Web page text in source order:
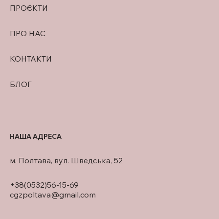
ПРОЄКТИ
ПРО НАС
КОНТАКТИ
БЛОГ
+38(0532)56-15-69
cgzpoltava@gmail.com
м. Полтава, вул. Шведська, 52
НАША АДРЕСА